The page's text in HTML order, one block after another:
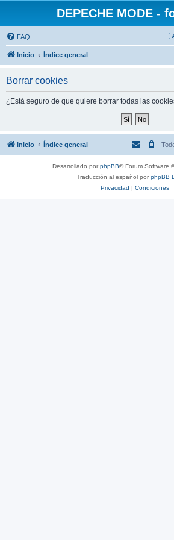
DEPECHE MODE -
FAQ
Inicio Índice general
Borrar cookies
¿Está seguro de que quiere borrar todas las
Inicio Índice general
Desarrollado porphpBB® Forum Software
Traducción al español porphpBB
Privacidad | Condiciones